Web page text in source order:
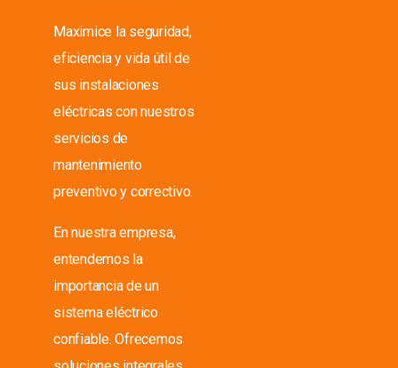
Maximice la seguridad,
eficiencia y vida útil de
sus instalaciones
eléctricas con nuestros
servicios de
mantenimiento
preventivo y correctivo.
En nuestra empresa,
entendemos la
importancia de un
sistema eléctrico
confiable. Ofrecemos